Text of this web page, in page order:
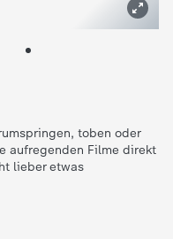
toben oder
aufregenden Filme direkt
lieber etwas